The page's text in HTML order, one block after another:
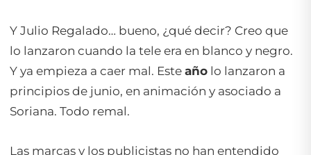
Y Julio Regalado… bueno, ¿qué decir? Creo que
lo lanzaron cuando la tele era en blanco y negro.
Y ya empieza a caer mal. Este año lo lanzaron a
principios de junio, en animación y asociado a
Soriana. Todo remal.
Las marcas y los publicistas no han entendido